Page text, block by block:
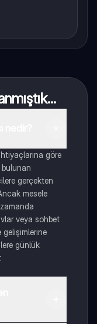
göre
bulunan
gerçekten
mesele
veya sohbet
gelişimlerine
günlük